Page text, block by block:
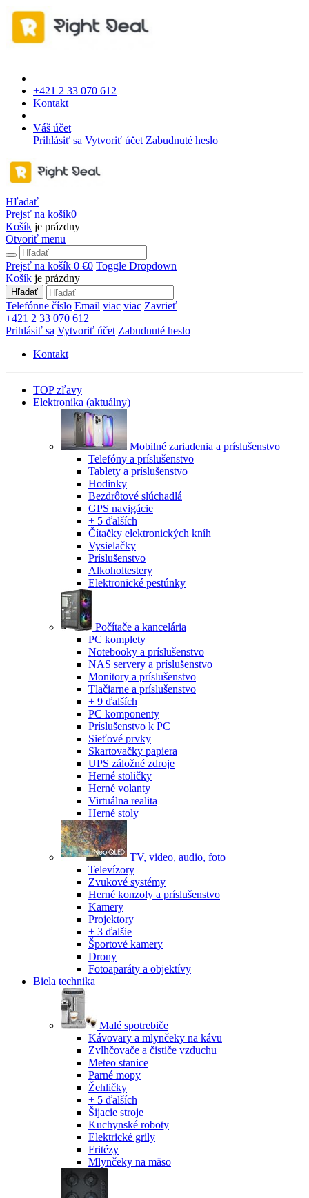
+421 2 33 070 612
Kontakt
Váš účet
Prihlásiť sa Vytvoriť účet Zabudnuté heslo
Hľadať
Prejsť na košík0
Košík je prázdny
Otvoriť menu
Prejsť na košík 0 €0 Toggle Dropdown
Košík je prázdny
Hľadať
Telefónne číslo Email viac viac Zavrieť
+421 2 33 070 612
Prihlásiť sa Vytvoriť účet Zabudnuté heslo
Kontakt
TOP zľavy
Elektronika (aktuálny)
Mobilné zariadenia a príslušenstvo
Telefóny a príslušenstvo
Tablety a príslušenstvo
Hodinky
Bezdrôtové slúchadlá
GPS navigácie
+ 5 ďalších
Čítačky elektronických kníh
Vysielačky
Príslušenstvo
Alkoholtestery
Elektronické pestúnky
Počítače a kancelária
PC komplety
Notebooky a príslušenstvo
NAS servery a príslušenstvo
Monitory a príslušenstvo
Tlačiarne a príslušenstvo
+ 9 ďalších
PC komponenty
Príslušenstvo k PC
Sieťové prvky
Skartovačky papiera
UPS záložné zdroje
Herné stoličky
Herné volanty
Virtuálna realita
Herné stoly
TV, video, audio, foto
Televízory
Zvukové systémy
Herné konzoly a príslušenstvo
Kamery
Projektory
+ 3 ďalšie
Športové kamery
Drony
Fotoaparáty a objektívy
Biela technika
Malé spotrebiče
Kávovary a mlynčeky na kávu
Zvlhčovače a čističe vzduchu
Meteo stanice
Parné mopy
Žehličky
+ 5 ďalších
Šijacie stroje
Kuchynské roboty
Elektrické grily
Fritézy
Mlynčeky na mäso